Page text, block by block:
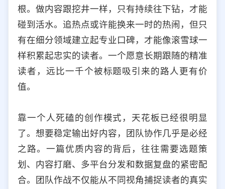
根。做内容跟挖井一样，只有持续往下钻，才能
碰到活水。追热点或许能换来一时的热闹，但只
有在细分领域建立起专业口碑，才能像滚雪球一
样积累起忠实的读者。一个愿意长期跟随的精准
读者，远比一千个被标题吸引来的路人更有价
值。
靠一个人死磕的创作模式，天花板已经很明显
了。想要稳定输出好内容，团队协作几乎是必经
之路。一篇优质内容的背后，往往需要选题策
划、内容打磨、多平台分发和数据复盘的紧密配
合。团队作战不仅能从不同视角捕捉读者的真实